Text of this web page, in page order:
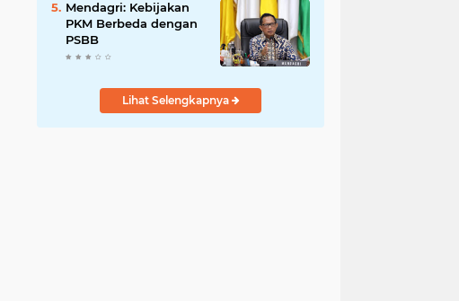
dan Kualitas Aset
Mendagri: Kebijakan
PKM Berbeda dengan
PSBB
Lihat Selengkapnya